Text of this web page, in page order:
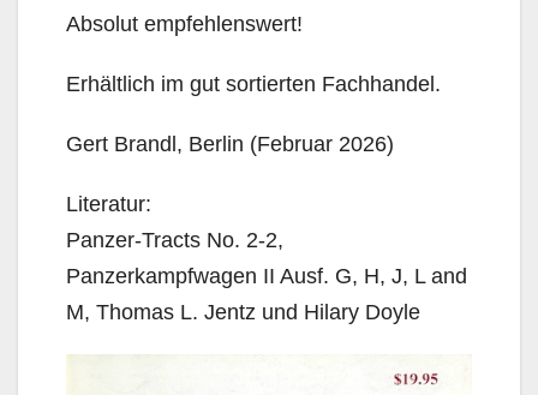
Absolut empfehlenswert!
Erhältlich im gut sortierten Fachhandel.
Gert Brandl, Berlin (Februar 2026)
Literatur:
Panzer-Tracts No. 2-2,
Panzerkampfwagen II Ausf. G, H, J, L and
M, Thomas L. Jentz und Hilary Doyle